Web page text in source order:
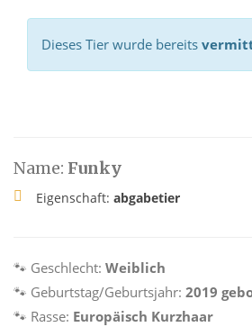
Dieses Tier wurde bereits
Name: Funky
Eigenschaft: abgabetier
🐾 Geschlecht: Weiblich
🐾 Geburtstag/Geburtsjahr: 2019
🐾 Rasse: Europäisch Kurzhaar